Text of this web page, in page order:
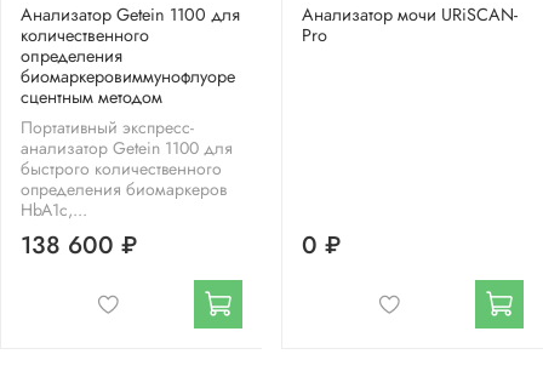
Анализатор Getein 1100 для
количественного
определения
биомаркеровиммунофлуоре
сцентным методом
Портативный экспресс-
анализатор Getein 1100 для
быстрого количественного
определения биомаркеров
HbA1c,...
138 600 ₽
Анализатор мочи URiSCAN-
Pro
0 ₽